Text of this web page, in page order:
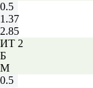
0.5
1.37
2.85
ИТ 2
Б
М
0.5